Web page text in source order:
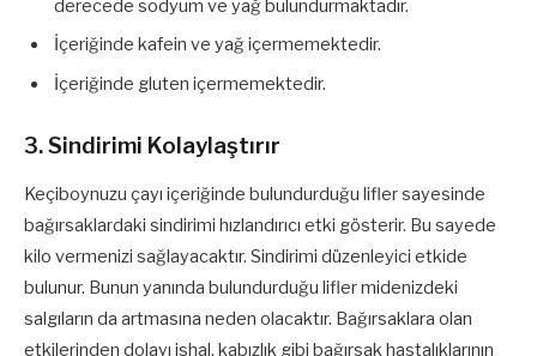
derecede sodyum ve yağ bulundurmaktadır.
İçeriğinde kafein ve yağ içermemektedir.
İçeriğinde gluten içermemektedir.
3. Sindirimi Kolaylaştırır
Keçiboynuzu çayı içeriğinde bulundurduğu lifler sayesinde
bağırsaklardaki sindirimi hızlandırıcı etki gösterir. Bu sayede
kilo vermenizi sağlayacaktır. Sindirimi düzenleyici etkide
bulunur. Bunun yanında bulundurduğu lifler midenizdeki
salgıların da artmasına neden olacaktır. Bağırsaklara olan
etkilerinden dolayı ishal, kabızlık gibi bağırsak hastalıklarının